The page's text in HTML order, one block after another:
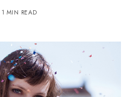
1 MIN READ